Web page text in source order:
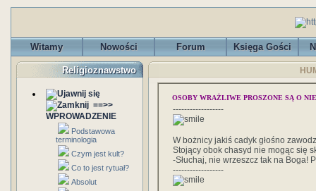
Witamy Nowości Forum Księga Gości
Religioznawstwo
==>>
WPROWADZENIE
Podstawowa
terminologia
Czym jest kult?
Co to jest rytuał?
Absolut
OSOBY WRAŻLIWE PROSZONE SĄ O
------------------
W bożnicy jakiś cadyk głośno
Stojący obok chasyd nie mogąc się
-Słuchaj, nie wrzeszcz tak na Boga!
------------------